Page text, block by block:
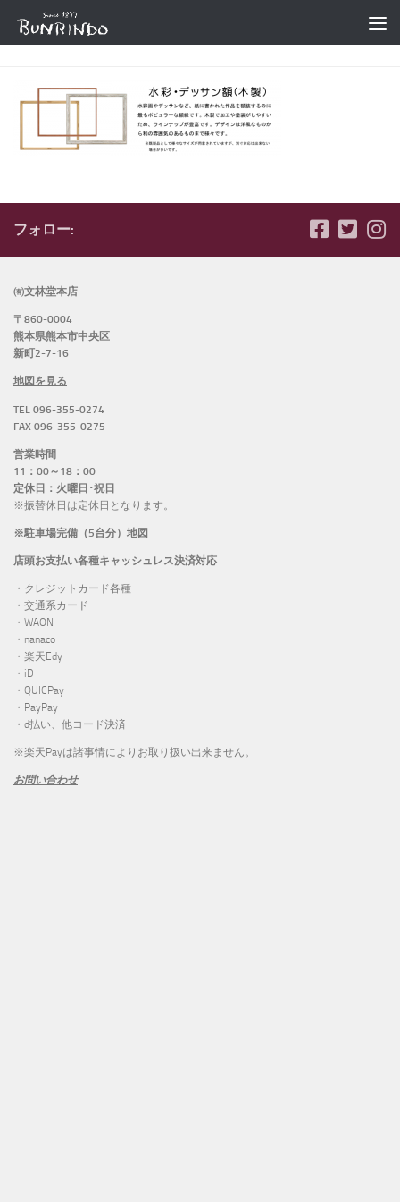
コンテンツへスキップ
フォロー:
㈲文林堂本店
〒860-0004
熊本県熊本市中央区
新町2-7-16
地図を見る
TEL 096-355-0274
FAX 096-355-0275
営業時間
11：00～18：00
定休日：火曜日･祝日
※振替休日は定休日となります。
※駐車場完備（5台分） 地図
店頭お支払い各種キャッシュレス決済対応
・クレジットカード各種
・交通系カード
・WAON
・nanaco
・楽天Edy
・iD
・QUICPay
・PayPay
・d払い、他コード決済
※楽天Payは諸事情によりお取り扱い出来ません。
お問い合わせ